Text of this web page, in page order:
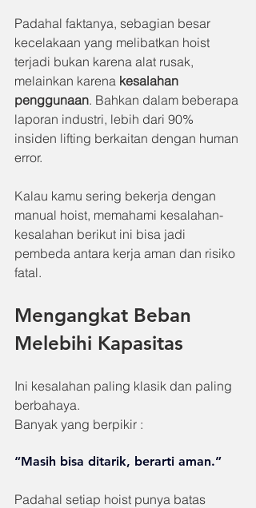
Padahal faktanya, sebagian besar
kecelakaan yang melibatkan hoist
terjadi bukan karena alat rusak,
melainkan karena kesalahan
penggunaan. Bahkan dalam beberapa
laporan industri, lebih dari 90%
insiden lifting berkaitan dengan human
error.
Kalau kamu sering bekerja dengan
manual hoist, memahami kesalahan-
kesalahan berikut ini bisa jadi
pembeda antara kerja aman dan risiko
fatal.
Mengangkat Beban
Melebihi Kapasitas
Ini kesalahan paling klasik dan paling
berbahaya.
Banyak yang berpikir :
“Masih bisa ditarik, berarti aman.”
Padahal setiap hoist punya batas